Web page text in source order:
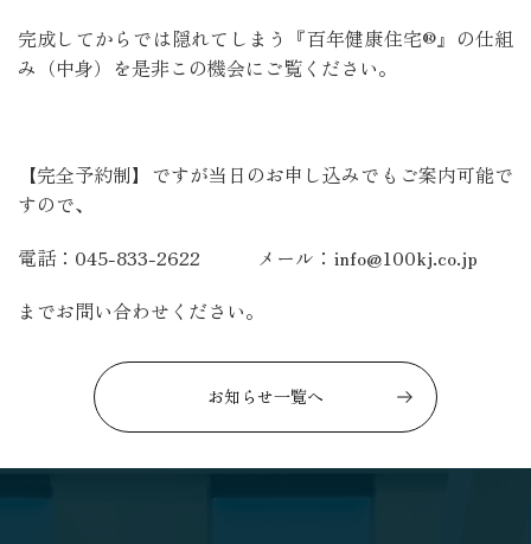
完成してからでは隠れてしまう『百年健康住宅®』の仕組
み（中身）を是非この機会にご覧ください。
【完全予約制】ですが当日のお申し込みでもご案内可能で
すので、
電話：045-833-2622 メール：info@100kj.co.jp
までお問い合わせください。
お知らせ一覧へ